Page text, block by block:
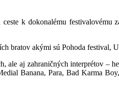
k dokonalému festivalovému
bratov akými sú Pohoda festival,
aj zahraničných interprétov –
Banana, Para, Bad Karma